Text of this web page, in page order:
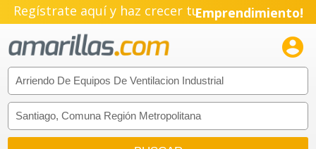
Regístrate aquí y haz crecer tuEmprendimiento!
